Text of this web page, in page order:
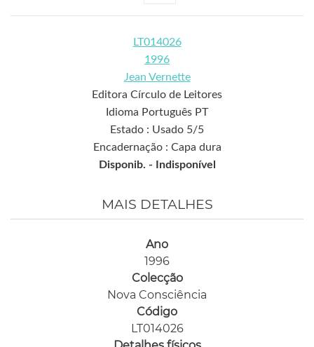
LT014026
1996
Jean Vernette
Editora Círculo de Leitores
Idioma Português PT
Estado : Usado 5/5
Encadernação : Capa dura
Disponib. -
Indisponível
MAIS DETALHES
Ano
1996
Colecção
Nova Consciência
Código
LT014026